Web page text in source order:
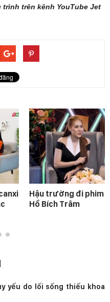
trên kênh YouTube Jet
Hậu trường đi phim
Hồ Bích Trâm
yếu do lối sống thiếu khoa